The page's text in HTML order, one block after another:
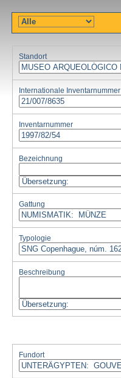
Standort
Internationale Inventarnummer
Inventarnummer
Bezeichnung
Gattung
Typologie
Beschreibung
Fundort